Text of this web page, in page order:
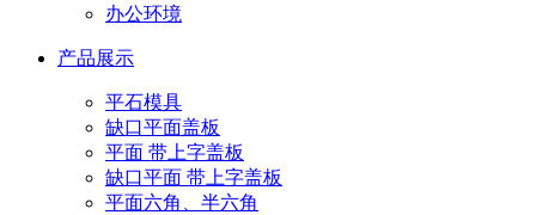
办公环境
产品展示
平石模具
缺口平面盖板
平面 带上字盖板
缺口平面 带上字盖板
平面六角、半六角